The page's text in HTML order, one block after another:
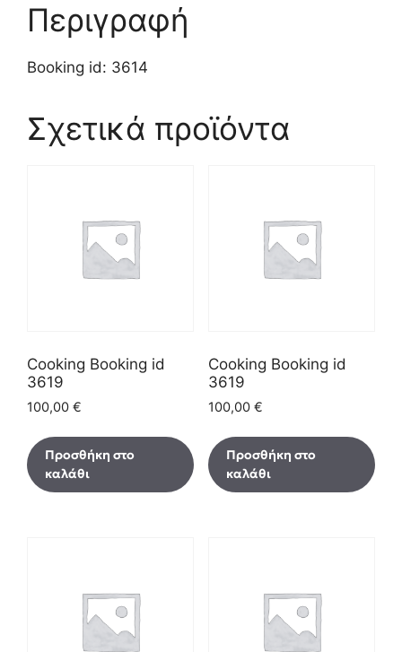
Περιγραφή
Booking id: 3614
Σχετικά προϊόντα
Cooking Booking id
3619
100,00 €
Προσθήκη στο
καλάθι
Cooking Booking id
3619
100,00 €
Προσθήκη στο
καλάθι